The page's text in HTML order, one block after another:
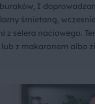
I
śmietaną,
selera naciowego.
z makaronem albo